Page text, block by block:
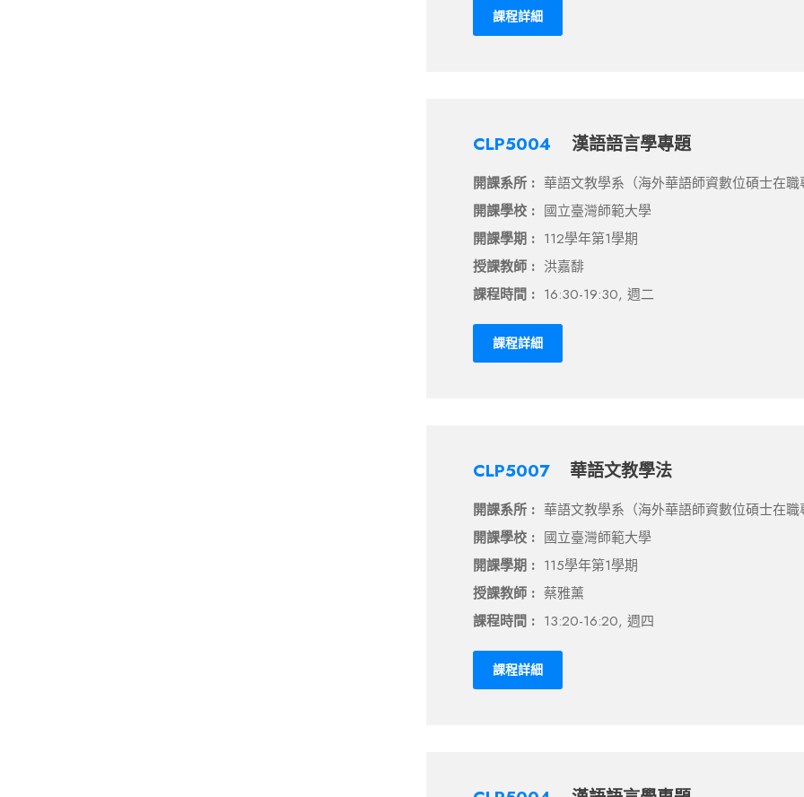
課程詳細
CLP5004 漢語語言學專題
開課系所 : 華語文教學系（海外華語師資數位碩士在職
開課學校 : 國立臺灣師範大學
開課學期 : 112學年第1學期
授課教師 : 洪嘉馡
課程時間 : 16:30-19:30, 週二
課程詳細
CLP5007 華語文教學法
開課系所 : 華語文教學系（海外華語師資數位碩士在職
開課學校 : 國立臺灣師範大學
開課學期 : 115學年第1學期
授課教師 : 蔡雅薰
課程時間 : 13:20-16:20, 週四
課程詳細